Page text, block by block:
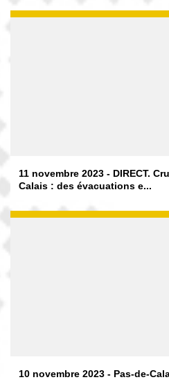
11 novembre 2023 - DIRECT.
Calais : des évacuations e...
10 novembre 2023 - Pas-de-